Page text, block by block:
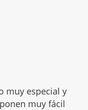
muy especial y
muy fácil